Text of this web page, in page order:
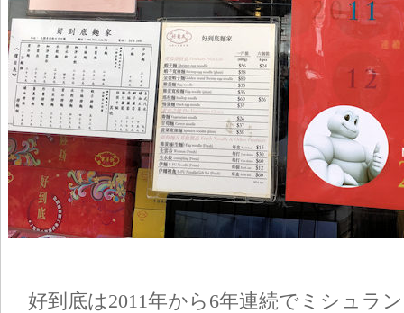
好到底は2011年から6年連続でミシュラ